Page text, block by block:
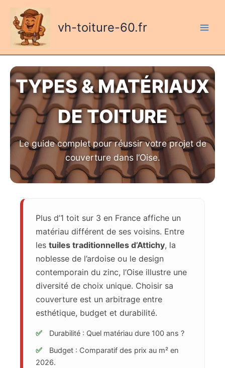
contenu
vh-toiture-60.fr
TYPES & MATÉRIAUX
DE TOITURE
Le guide complet pour réussir votre projet de
couverture dans l’Oise.
Plus d’1 toit sur 3 en France affiche un
matériau différent de ses voisins. Entre
les tuiles traditionnelles d’Attichy, la
noblesse de l’ardoise ou le design
contemporain du zinc, l’Oise illustre une
diversité de choix unique. Choisir sa
couverture est un arbitrage entre
esthétique, budget et durabilité.
✅
Durabilité : Quel matériau dure 100 ans ?
✅
Budget : Comparatif des prix au m² en
2026.